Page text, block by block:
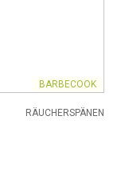
BARBECOOK
RÄUCHERSPÄNEN